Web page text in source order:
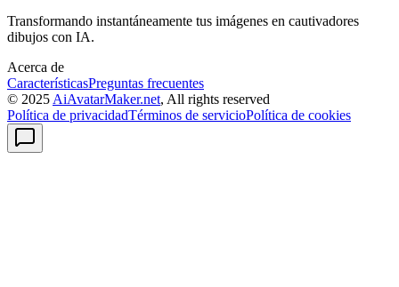
Transformando instantáneamente tus imágenes en cautivadores
dibujos con IA.
Acerca de
CaracterísticasPreguntas frecuentes
© 2025 AiAvatarMaker.net, All rights reserved
Política de privacidadTérminos de servicioPolítica de cookies